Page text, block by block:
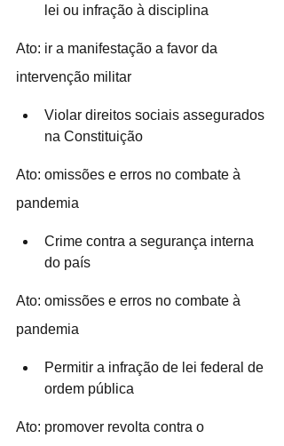
lei ou infração à disciplina
Ato: ir a manifestação a favor da
intervenção militar
Violar direitos sociais assegurados
na Constituição
Ato: omissões e erros no combate à
pandemia
Crime contra a segurança interna
do país
Ato: omissões e erros no combate à
pandemia
Permitir a infração de lei federal de
ordem pública
Ato: promover revolta contra o